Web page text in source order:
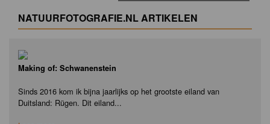
NATUURFOTOGRAFIE.NL ARTIKELEN
Making of: Schwanenstein
Sinds 2016 kom ik bijna jaarlijks op het grootste eiland van
Duitsland: Rügen. Dit eiland...